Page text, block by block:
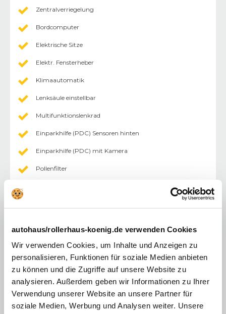
autohaus/rollerhaus-koenig.de verwenden Cookies
Wir verwenden Cookies, um Inhalte und Anzeigen zu
personalisieren, Funktionen für soziale Medien anbieten
zu können und die Zugriffe auf unsere Website zu
analysieren. Außerdem geben wir Informationen zu Ihrer
Verwendung unserer Website an unsere Partner für
soziale Medien, Werbung und Analysen weiter. Unsere
Zentralverriegelung
Bordcomputer
Elektrische Sitze
Elektr. Fensterheber
Klimaautomatik
Lenksäule einstellbar
Multifunktionslenkrad
Einparkhilfe (PDC) Sensoren hinten
Einparkhilfe (PDC) mit Kamera
Pollenfilter
Außenspiegel abklappbar
Außenspiegel elektr.
Fahrersitz höhenverstellbar
keyless-Go